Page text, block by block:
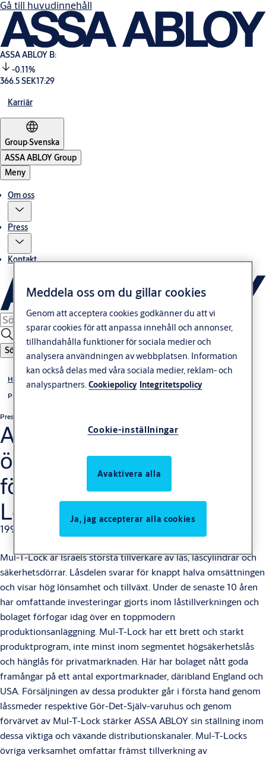
Gå till huvudinnehåll
ASSA ABLOY B:
-0.11%
366.5 SEK17:29
Karriär
Group·Svenska
ASSA ABLOY Group
Meny
Om oss
Press
Kontakt
Sök
Hem
Press
Pressrelease
ASSA ABLOY har träffat
överenskommelse om
förvärv av 89% av Mul-T-
Lock
1999-12-20
Mul-T-Lock är Israels största tillverkare av lås, låscylindrar och
säkerhetsdörrar. Låsdelen svarar för knappt halva omsättningen
och visar hög lönsamhet och tillväxt. Under de senaste 10 åren
har omfattande investeringar gjorts inom låstillverkningen och
bolaget förfogar idag över en toppmodern
produktionsanläggning. Mul-T-Lock har ett brett och starkt
produktprogram, inte minst inom segmentet högsäkerhetslås
och hänglås för privatmarknaden. Här har bolaget nått goda
framångar på ett antal exportmarknader, däribland England och
USA. Försäljningen av dessa produkter går i första hand genom
låssmeder respektive Gör-Det-Själv-varuhus och genom
förvärvet av Mul-T-Lock stärker ASSA ABLOY sin ställning inom
dessa viktiga och växande distributionskanaler. Mul-T-Locks
övriga verksamhet omfattar främst tillverkning av
Meddela oss om du gillar cookies
Genom att acceptera cookies godkänner du att vi
sparar cookies för att anpassa innehåll och annonser,
tillhandahålla funktioner för sociala medier och
analysera användningen av webbplatsen. Information
kan också delas med våra sociala medier, reklam- och
analyspartners.Cookiepolicy Integritetspolicy
Cookie-inställningar
Avaktivera alla
Ja, jag accepterar alla cookies